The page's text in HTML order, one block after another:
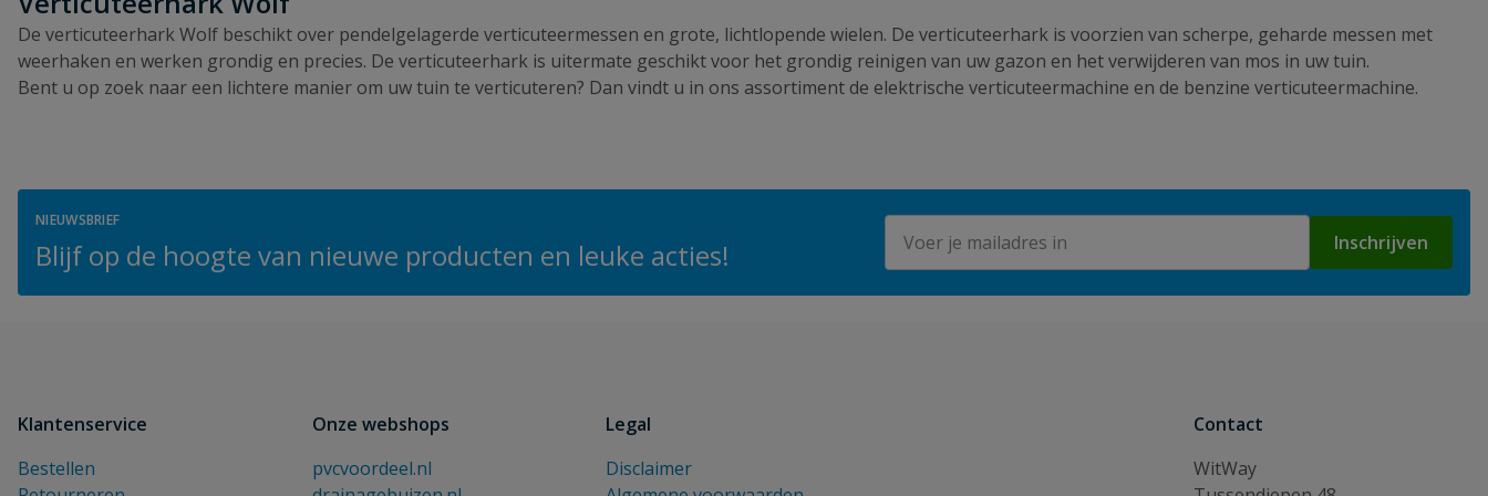
De verticuteerhark Wolf beschikt over pendelgelagerde verticuteermessen en grote, lichtlopende wielen. De verticuteerhark is voorzien van scherpe, geharde messen met
weerhaken en werken grondig en precies. De verticuteerhark is uitermate geschikt voor het grondig reinigen van uw gazon en het verwijderen van mos in uw tuin.
Bent u op zoek naar een lichtere manier om uw tuin te verticuteren? Dan vindt u in ons assortiment de elektrische verticuteermachine en de benzine verticuteermachine.
NIEUWSBRIEF
Blijf op de hoogte van nieuwe producten en leuke acties!
E-mailadres
Inschrijven
Klantenservice
Bestellen
Onze webshops
pvcvoordeel.nl
Legal
Disclaimer
Contact
WitWay